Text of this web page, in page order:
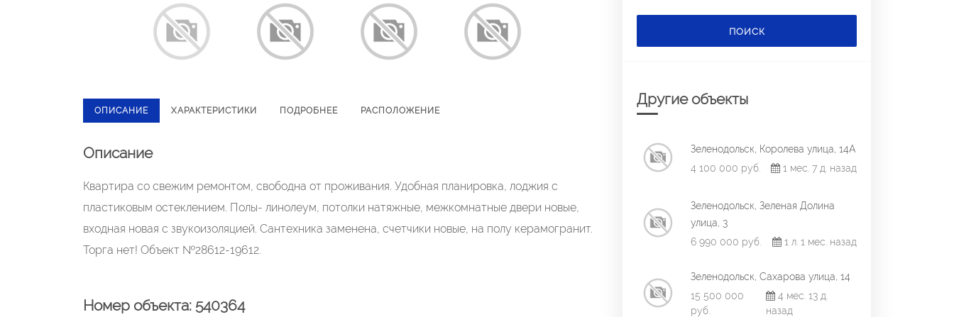
ОПИСАНИЕ ХАРАКТЕРИСТИКИ ПОДРОБНЕЕ РАСПОЛОЖЕНИЕ
Описание
Квартира со свежим ремонтом, свободна от проживания. Удобная планировка, лоджия с
пластиковым остеклением. Полы- линолеум, потолки натяжные, межкомнатные двери новые,
входная новая с звукоизоляцией. Сантехника заменена, счетчики новые, на полу керамогранит.
Торга нет! Объект №28612-19612.
Номер объекта: 540364
ПОИСК
Другие объекты
Зеленодольск, Королева улица, 14А
4 100 000 руб.
1 мес. 7 д. назад
Зеленодольск, Зеленая Долина
улица, 3
6 990 000 руб.
1 л. 1 мес. назад
Зеленодольск, Сахарова улица, 14
15 500 000
руб.
4 мес. 13 д.
назад